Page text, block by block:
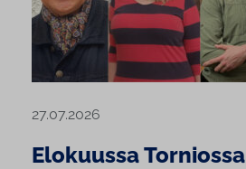
27.07.2026
Elokuussa Torniossa